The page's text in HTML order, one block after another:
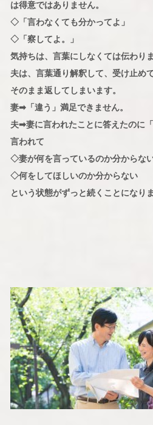
は得意ではありません。
◇「言わなくても分かってよ」
◇「察してよ。」
気持ちは、言葉にしなくては伝わりま
夫は、言葉通り解釈して、受け止め
そのまま返してしまいます。
妻➡「違う」満足できません。
夫➡妻に言われたことに答えたのに
言われて
◇妻が何を言っているのか分からない
◇何をしてほしいのか分からない
という状態がずっと続くことになりま